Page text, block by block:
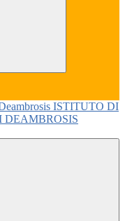
ISTITUTO DI
DEAMBROSIS